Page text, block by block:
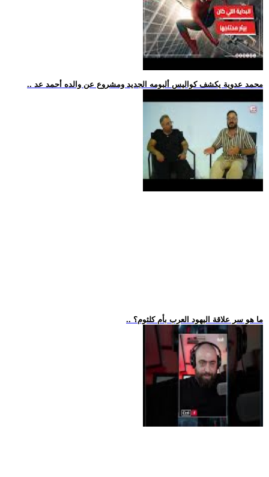
.. محمد عدوية يكشف كواليس ألبومه الجديد ومشروع عن والده أحمد عد
.. ما هو سر علاقة اليهود العرب بأم كلثوم؟